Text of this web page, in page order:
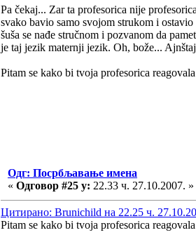
Pa čekaj... Zar ta profesorica nije
svako bavio samo svojom strukom i
šuša se nađe stručnom i pozvanom da
je taj jezik maternji jezik. Oh, bože...
Pitam se kako bi tvoja profesorica
Одг: Посрбљавање имена
« Одговор #25 у: 22.33 ч. 27.10.2007. »
Цитирано: Brunichild на 22.25 ч.
Pitam se kako bi tvoja profesorica